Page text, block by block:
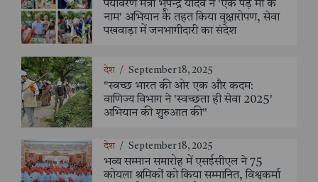
पर्यावरण मंत्री भूपेन्द्र यादव ने 'एक पेड़ माँ के
नाम' अभियान के तहत किया वृक्षारोपण, सेवा
पखवाड़ा में जनभागीदारी का संदेश
देश / September 18, 2025
"स्वच्छ भारत की ओर एक और कदम:
वाणिज्य विभाग ने 'स्वच्छता ही सेवा 2025'
अभियान की शुरुआत की"
देश / September 18, 2025
भव्य सम्मान समारोह में एसईसीएल ने 75
कोयला श्रमिकों को किया सम्मानित, विश्वकर्मा